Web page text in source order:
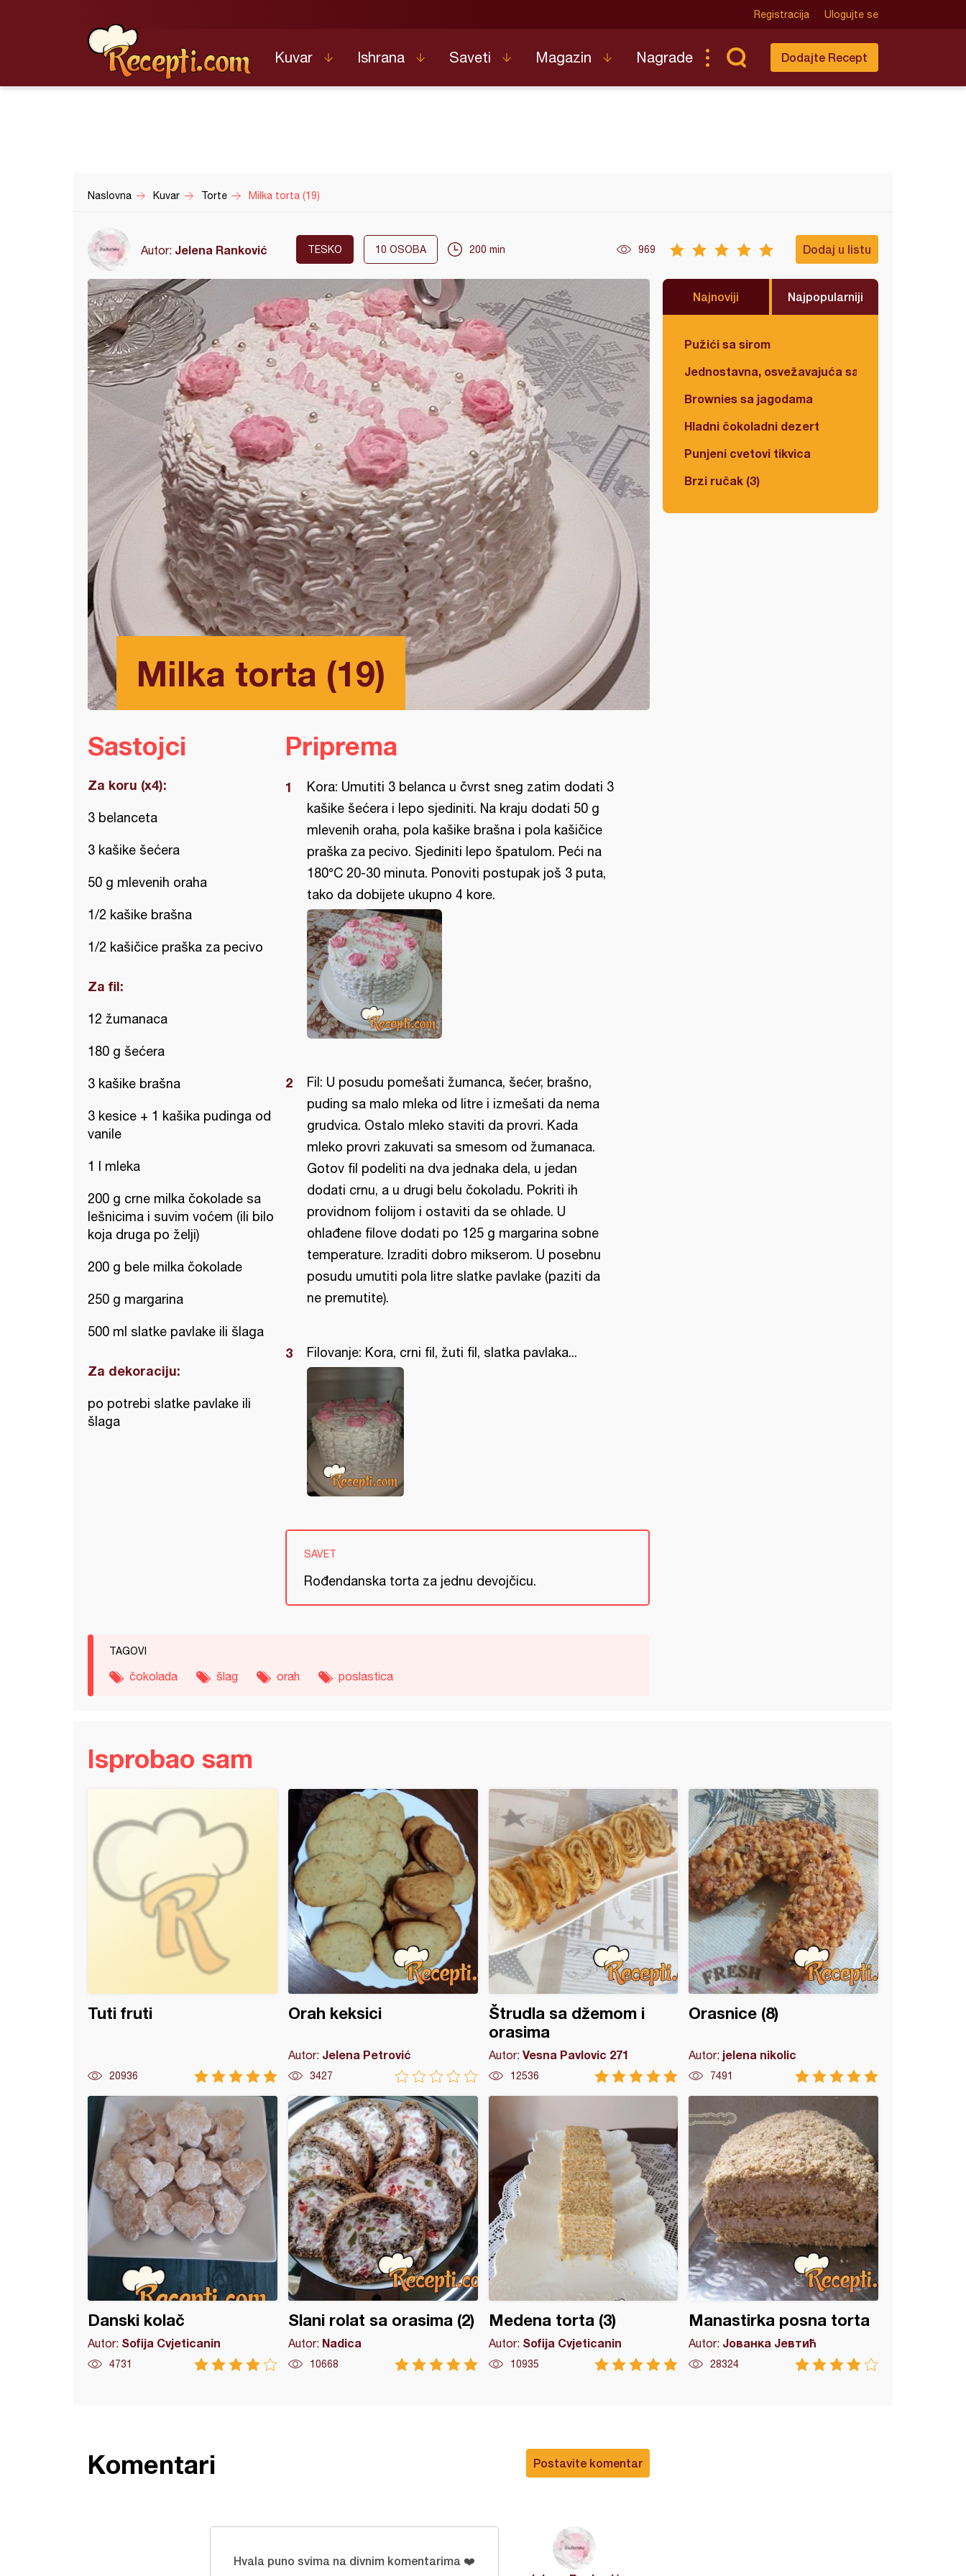
Registracija Ulogujte se
Kuvar Ishrana Saveti Magazin Nagrade Dodajte Recept
Naslovna Kuvar Torte Milka torta (19)
Autor: Jelena Ranković TESKO 10 OSOBA 200 min 969 Dodaj u listu
Milka torta (19)
Najnoviji Najpopularniji
Pužići sa sirom
Jednostavna, osvežavajuća salata
Brownies sa jagodama
Hladni čokoladni dezert
Punjeni cvetovi tikvica
Brzi ručak (3)
Sastojci
Za koru (x4):
3 belanceta
3 kašike šećera
50 g mlevenih oraha
1/2 kašike brašna
1/2 kašičice praška za pecivo
Za fil:
12 žumanaca
180 g šećera
3 kašike brašna
3 kesice + 1 kašika pudinga od
vanile
1 l mleka
200 g crne milka čokolade sa
lešnicima i suvim voćem (ili bilo
koja druga po želji)
200 g bele milka čokolade
250 g margarina
500 ml slatke pavlake ili šlaga
Za dekoraciju:
po potrebi slatke pavlake ili
šlaga
Priprema
Kora: Umutiti 3 belanca u čvrst sneg zatim dodati 3
kašike šećera i lepo sjediniti. Na kraju dodati 50 g
mlevenih oraha, pola kašike brašna i pola kašičice
praška za pecivo. Sjediniti lepo špatulom. Peći na
180°C 20-30 minuta. Ponoviti postupak još 3 puta,
tako da dobijete ukupno 4 kore.
Fil: U posudu pomešati žumanca, šećer, brašno,
puding sa malo mleka od litre i izmešati da nema
grudvica. Ostalo mleko staviti da provri. Kada
mleko provri zakuvati sa smesom od žumanaca.
Gotov fil podeliti na dva jednaka dela, u jedan
dodati crnu, a u drugi belu čokoladu. Pokriti ih
providnom folijom i ostaviti da se ohlade. U
ohlađene filove dodati po 125 g margarina sobne
temperature. Izraditi dobro mikserom. U posebnu
posudu umutiti pola litre slatke pavlake (paziti da
ne premutite).
Filovanje: Kora, crni fil, žuti fil, slatka pavlaka...
SAVET
Rođendanska torta za jednu devojčicu.
TAGOVI
čokolada šlag orah poslastica
Isprobao sam
Tuti fruti
20936
Orah keksici
Autor: Jelena Petrović
3427
Štrudla sa džemom i
orasima
Autor: Vesna Pavlovic 271
12536
Orasnice (8)
Autor: jelena nikolic
7491
Danski kolač
Autor: Sofija Cvjeticanin
4731
Slani rolat sa orasima (2)
Autor: Nadica
10668
Medena torta (3)
Autor: Sofija Cvjeticanin
10935
Manastirka posna torta
Autor: Јованка Јевтић
28324
posna torta
Postavite komentar
Komentari
Hvala puno svima na divnim komentarima ❤️